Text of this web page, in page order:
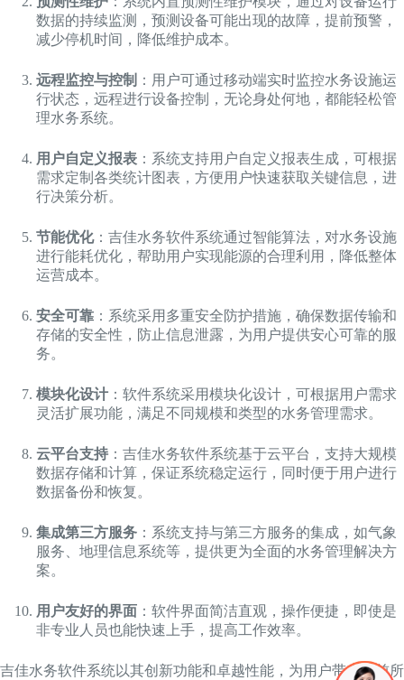
数据的持续监测，预测设备可能出现的故障，提前预警，
减少停机时间，降低维护成本。
远程监控与控制 ：用户可通过移动端实时监控水务设施运
行状态，远程进行设备控制，无论身处何地，都能轻松管
理水务系统。
用户自定义报表 ：系统支持用户自定义报表生成，可根据
需求定制各类统计图表，方便用户快速获取关键信息，进
行决策分析。
节能优化：吉佳水务软件系统通过智能算法，对水务设施
进行能耗优化，帮助用户实现能源的合理利用，降低整体
运营成本。
安全可靠 ：系统采用多重安全防护措施，确保数据传输和
存储的安全性，防止信息泄露，为用户提供安心可靠的服
务。
模块化设计 ：软件系统采用模块化设计，可根据用户需求
灵活扩展功能，满足不同规模和类型的水务管理需求。
云平台支持 ：吉佳水务软件系统基于云平台，支持大规模
数据存储和计算，保证系统稳定运行，同时便于用户进行
数据备份和恢复。
集成第三方服务 ：系统支持与第三方服务的集成，如气象
服务、地理信息系统等，提供更为全面的水务管理解决方
案。
用户友好的界面 ：软件界面简洁直观，操作便捷，即使是
非专业人员也能快速上手，提高工作效率。
吉佳水务软件系统以其创新功能和卓越性能，为用户带来了前所